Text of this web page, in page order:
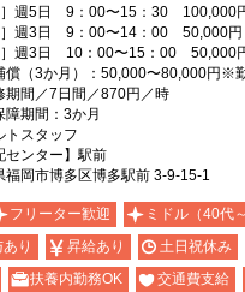
週5日 9：00〜15：30 100,000
週3日 9：00〜14：00 50,000円
］週3日 10：00〜15：00
償（3か月）：50,000〜80,000円※
間／7日間／870円／時
障期間：3か月
トスタッフ
センター】駅前
福岡市博多区博多駅前 3-9-15-1
フリーター歓迎 ミドル（40代
り
昇給あり 土日祝休み
扶養内勤務OK 交通費支給